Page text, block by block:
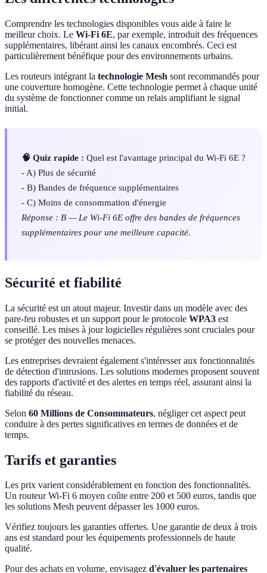
Comprendre les technologies disponibles vous aide à faire le
meilleur choix. Le Wi-Fi 6E, par exemple, introduit des fréquences
supplémentaires, libérant ainsi les canaux encombrés. Ceci est
particulièrement bénéfique pour des environnements urbains.
Les routeurs intégrant la technologie Mesh sont recommandés pour
une couverture homogène. Cette technologie permet à chaque unité
du système de fonctionner comme un relais amplifiant le signal
initial.
🧠 Quiz rapide : Quel est l'avantage principal du Wi-Fi 6E ?
- A) Plus de sécurité
- B) Bandes de fréquence supplémentaires
- C) Moins de consommation d'énergie
Réponse : B — Le Wi-Fi 6E offre des bandes de fréquences
supplémentaires pour une meilleure capacité.
Sécurité et fiabilité
La sécurité est un atout majeur. Investir dans un modèle avec des
pare-feu robustes et un support pour le protocole WPA3 est
conseillé. Les mises à jour logicielles régulières sont cruciales pour
se protéger des nouvelles menaces.
Les entreprises devraient également s'intéresser aux fonctionnalités
de détection d'intrusions. Les solutions modernes proposent souvent
des rapports d'activité et des alertes en temps réel, assurant ainsi la
fiabilité du réseau.
Selon 60 Millions de Consommateurs, négliger cet aspect peut
conduire à des pertes significatives en termes de données et de
temps.
Tarifs et garanties
Les prix varient considérablement en fonction des fonctionnalités.
Un routeur Wi-Fi 6 moyen coûte entre 200 et 500 euros, tandis que
les solutions Mesh peuvent dépasser les 1000 euros.
Vérifiez toujours les garanties offertes. Une garantie de deux à trois
ans est standard pour les équipements professionnels de haute
qualité.
Pour des achats en volume, envisagez d'évaluer les partenaires